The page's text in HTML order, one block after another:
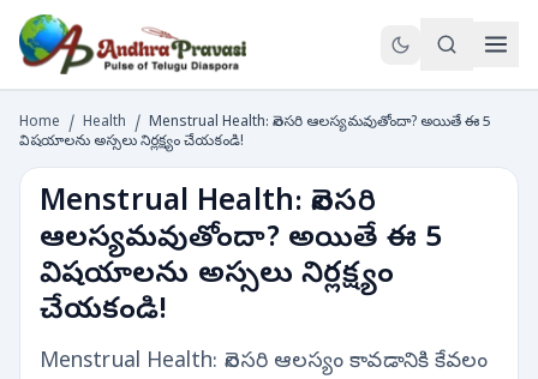
Home / Health / Menstrual Health: నెలసరి ఆలస్యమవుతోందా? అయితే ఈ 5
విషయాలను అస్సలు నిర్లక్ష్యం చేయకండి!
Menstrual Health: నెలసరి
ఆలస్యమవుతోందా? అయితే ఈ 5
విషయాలను అస్సలు నిర్లక్ష్యం
చేయకండి!
Menstrual Health: నెలసరి ఆలస్యం కావడానికి కేవలం